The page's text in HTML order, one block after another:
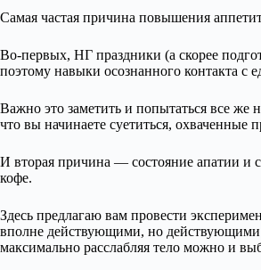
Самая частая причина повышения
Во-первых, НГ праздники (а скорее
поэтому навыки осознанного контакта с
Важно это заметить и попытаться все же
что вы начинаете суетиться, охваченные
И вторая причина — состояние апатии и
кофе.
Здесь предлагаю вам провести
вполне действующими, но действующими
максимально расслабляя тело можно и